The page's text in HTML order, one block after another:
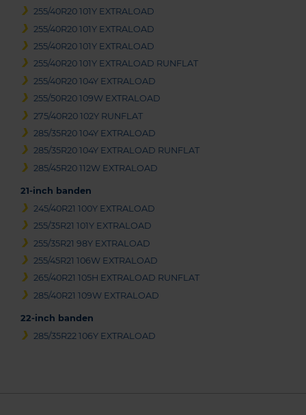
255/40R20 101Y EXTRALOAD
255/40R20 101Y EXTRALOAD
255/40R20 101Y EXTRALOAD
255/40R20 101Y EXTRALOAD RUNFLAT
255/40R20 104Y EXTRALOAD
255/50R20 109W EXTRALOAD
275/40R20 102Y RUNFLAT
285/35R20 104Y EXTRALOAD
285/35R20 104Y EXTRALOAD RUNFLAT
285/45R20 112W EXTRALOAD
21-inch banden
245/40R21 100Y EXTRALOAD
255/35R21 101Y EXTRALOAD
255/35R21 98Y EXTRALOAD
255/45R21 106W EXTRALOAD
265/40R21 105H EXTRALOAD RUNFLAT
285/40R21 109W EXTRALOAD
22-inch banden
285/35R22 106Y EXTRALOAD